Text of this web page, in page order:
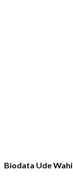
Biodata Ude